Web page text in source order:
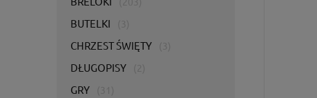
BUTELKI
CHRZEST ŚWIĘTY
DŁUGOPISY
GRY